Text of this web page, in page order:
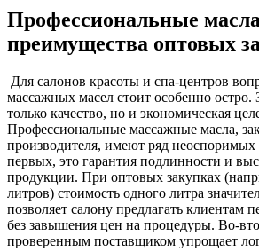
Профессиональные
преимущества оптовых
Для салонов красоты и спа-центров
массажных масел стоит особенно остро.
только качество, но и экономическая
Профессиональные массажные масла,
производителя, имеют ряд
первых, это гарантия подлинности и
продукции. При оптовых закупках
литров) стоимость одного литра
позволяет салону предлагать клиентам
без завышения цен на процедуры. Во-
проверенным поставщиком упрощает